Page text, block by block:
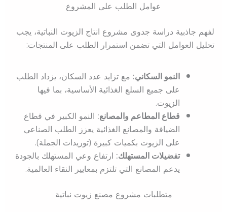
عوامل الطلب على المشروع
لفهم جاذبية دراسة جدوى مشروع انتاج الزيوت النباتية، يجب
تحليل العوامل التي تضمن استمرار الطلب على المنتجات:
النمو السكاني:مع تزايد عدد السكان، يزداد الطلب
على جميع السلع الغذائية الأساسية، بما فيها
الزيوت.
قطاع المطاعم والمصانع:النمو الكبير في قطاع
الضيافة والمصانع الغذائية يعزز الطلب الصناعي
على الزيوت بكميات كبيرة (توريدات الجملة).
تفضيلات المستهلك:ارتفاع وعي المستهلك بالجودة
يدعم المصانع التي تلتزم بمعايير النقاء العالمية.
متطلبات مشروع مصنع زيوت نباتية